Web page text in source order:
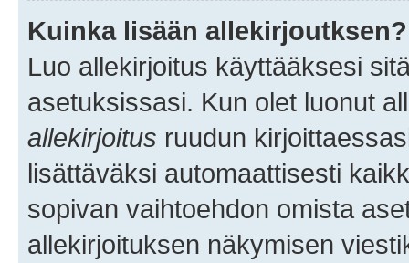
Kuinka lisään allekirjoutksen?
Luo allekirjoitus käyttääksesi
asetuksissasi. Kun olet luonut
allekirjoitus ruudun
lisättäväksi automaattisesti
sopivan vaihtoehdon omista
allekirjoituksen näkymisen